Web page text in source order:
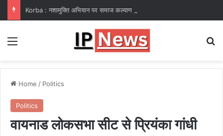
Menu
Home / Politics
Politics
वायनाड लोकसभा सीट से प्रियंका गांधी